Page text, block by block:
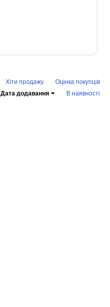
Хіти продажу Оцінка покупців
Дата додавання В наявності